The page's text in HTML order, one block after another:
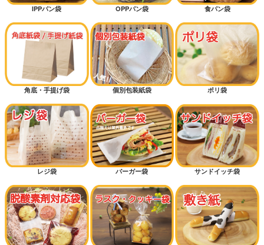
IPPパン袋 OPPパン袋 食パン袋
角底・手提げ袋 個別包装紙袋 ポリ袋
レジ袋 バーガー袋 サンドイッチ袋